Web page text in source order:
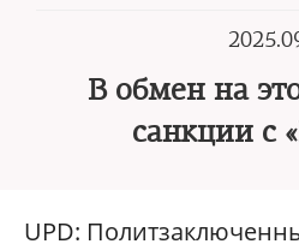
В обмен на
санкции с
UPD: